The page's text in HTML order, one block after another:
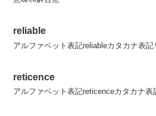
reliable
アルファベット表記reliableカタカナ表
reticence
アルファベット表記reticenceカタカナ